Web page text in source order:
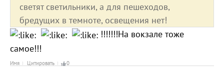
светят светильники, а для пешеходов,
бредущих в темноте, освещения нет!
!!!!!!!На вокзале тоже
самое!!!
Имя Цитировать 0